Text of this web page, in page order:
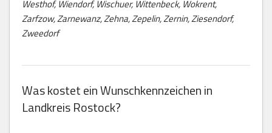
Westhof, Wiendorf, Wischuer, Wittenbeck, Wokrent,
Zarfzow, Zarnewanz, Zehna, Zepelin, Zernin, Ziesendorf,
Zweedorf
Was kostet ein Wunschkennzeichen in
Landkreis Rostock?